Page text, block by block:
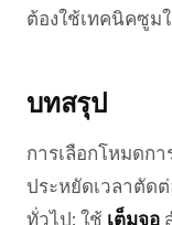
ต้องใช้เทคนิคซูม
บทสรุป
การเลือกโหมดก
ประหยัดเวลาตัด
ทั่วไป: ใช้ เต็มจอ